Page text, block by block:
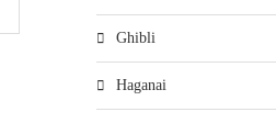
Ghibli
Haganai